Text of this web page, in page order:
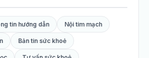
tin hướng dẫn Nội tim mạch
Bản tin sức khoẻ